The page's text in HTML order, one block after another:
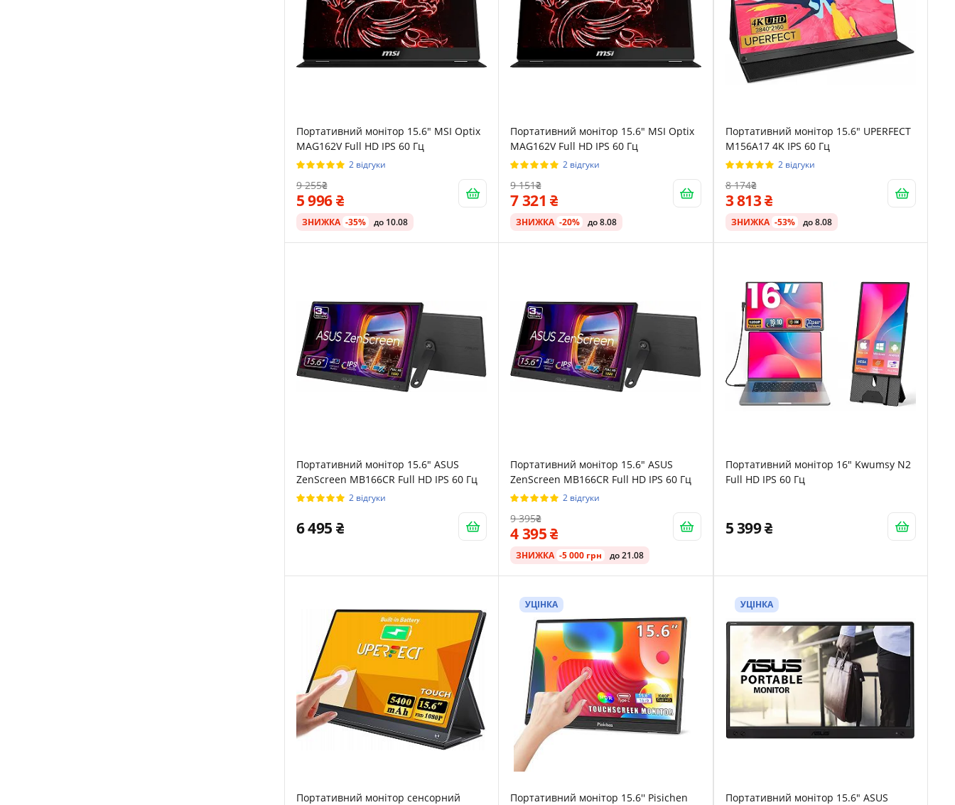
Портативний монітор 15.6" MSI Optix
MAG162V Full HD IPS 60 Гц
2 відгуки
9 255
5 996
ЗНИЖКА -35% до 10.08
Портативний монітор 15.6" MSI Optix
MAG162V Full HD IPS 60 Гц
2 відгуки
9 151
7 321
ЗНИЖКА -20% до 8.08
Портативний монітор 15.6" UPERFECT
M156A17 4K IPS 60 Гц
2 відгуки
8 174
3 813
ЗНИЖКА -53% до 8.08
Портативний монітор 15.6" ASUS
ZenScreen MB166CR Full HD IPS 60 Гц
2 відгуки
6 495
Портативний монітор 15.6" ASUS
ZenScreen MB166CR Full HD IPS 60 Гц
2 відгуки
9 395
4 395
ЗНИЖКА -5 000 грн до 21.08
Портативний монітор 16" Kwumsy N2
Full HD IPS 60 Гц
5 399
Портативний монітор сенсорний
УЦІНКА
Портативний монітор 15.6'' Pisichen
УЦІНКА
Портативний монітор 15.6" ASUS